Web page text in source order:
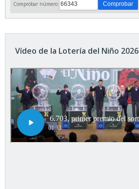
Comprobar número:
Vídeo de la Lotería del Niño 2026